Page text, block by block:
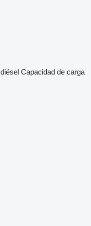
diésel Capacidad de carga